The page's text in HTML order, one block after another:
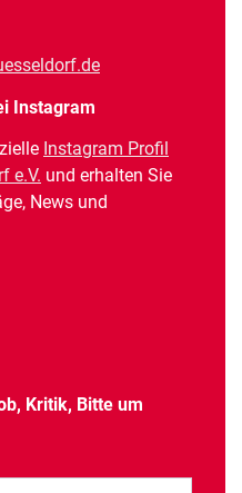
Instagram
Instagram Profil
e.V. und erhalten Sie
News und
Kritik, Bitte um